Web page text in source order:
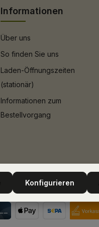
Informationen
Über uns
So finden Sie uns
Laden-Öffnungszeiten
(stationär)
Informationen zum
Bestellvorgang
Konfigurieren